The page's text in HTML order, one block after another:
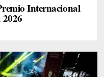
Internacional